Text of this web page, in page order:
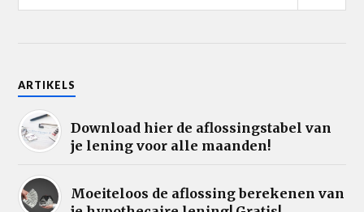
ARTIKELS
Download hier de aflossingstabel van
je lening voor alle maanden!
Moeiteloos de aflossing berekenen van